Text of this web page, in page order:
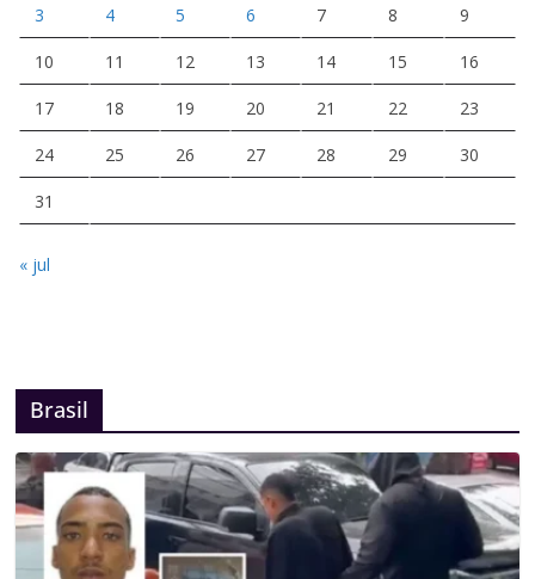
3 4 5 6 7 8 9
10 11 12 13 14 15 16
17 18 19 20 21 22 23
24 25 26 27 28 29 30
31
« jul
Brasil